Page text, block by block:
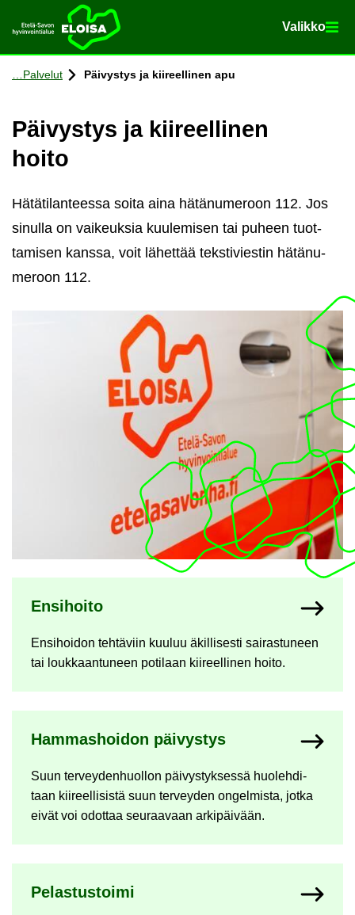
Etusi­vu Va­lik­ko
Va­lik­ko
Siir­ry si­säl­töön
Pal­ve­lut Päi­vys­tys ja kii­reel­li­nen apu
Päi­vys­tys ja kii­reel­li­nen
hoito
Hä­tä­ti­lan­tees­sa soita aina hä­tä­nu­me­roon 112. Jos
si­nul­la on vai­keuk­sia kuu­le­mi­sen tai pu­heen tuot­
ta­mi­sen kans­sa, voit lä­het­tää teks­ti­vies­tin hä­tä­nu­
me­roon 112.
En­si­hoi­to
En­si­hoi­don teh­tä­viin kuu­luu äkil­li­ses­ti sai­ras­tu­neen
tai louk­kaan­tu­neen po­ti­laan kii­reel­li­nen hoito.
Ham­mas­hoi­don päi­vys­tys
Suun ter­vey­den­huol­lon päi­vys­tyk­ses­sä huo­leh­di­
taan kii­reel­li­sis­tä suun ter­vey­den on­gel­mis­ta, jotka
eivät voi odot­taa seu­raa­vaan ar­ki­päi­vään.
Pe­las­tus­toi­mi